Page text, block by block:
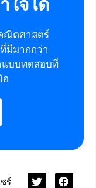
ใจได้
ณิตศาสตร์
มีมากกว่า
แบบทดสอบที่
อ
ร์